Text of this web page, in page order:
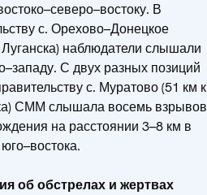
В
с. Орехово–Донецкое
наблюдатели слышали
С двух разных позиций
с. Муратово (51 км к
СММ слышала восемь взрывов
на расстоянии 3–8 км в
об обстрелах и жертвах